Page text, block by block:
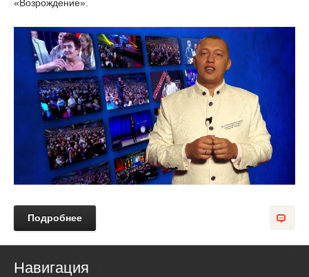
«Возрождение».
Подробнее
Навигация